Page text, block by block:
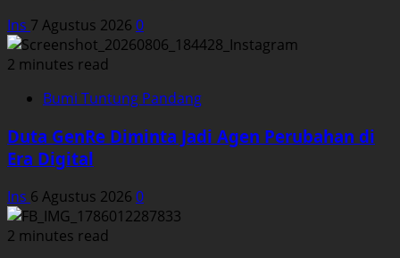
Ins 7 Agustus 2026 0
2 minutes read
Bumi Tuntung Pandang
Duta GenRe Diminta Jadi Agen Perubahan di
Era Digital
Ins 6 Agustus 2026 0
2 minutes read